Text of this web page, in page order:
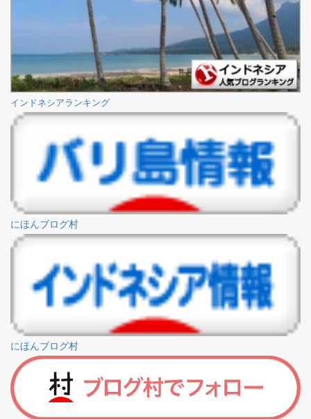
インドネシアランキング
にほんブログ村
にほんブログ村